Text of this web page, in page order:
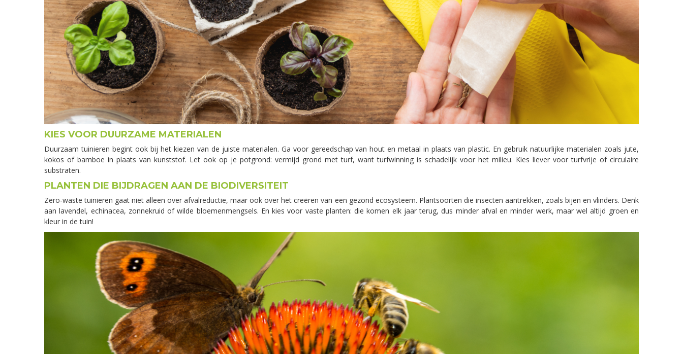
KIES VOOR DUURZAME MATERIALEN
Duurzaam tuinieren begint ook bij het kiezen van de juiste materialen. Ga voor gereedschap van hout en metaal in plaats van plastic. En gebruik natuurlijke materialen zoals jute,
kokos of bamboe in plaats van kunststof. Let ook op je potgrond: vermijd grond met turf, want turfwinning is schadelijk voor het milieu. Kies liever voor turfvrije of circulaire
substraten.
PLANTEN DIE BIJDRAGEN AAN DE BIODIVERSITEIT
Zero-waste tuinieren gaat niet alleen over afvalreductie, maar ook over het creëren van een gezond ecosysteem. Plantsoorten die insecten aantrekken, zoals bijen en vlinders. Denk
aan lavendel, echinacea, zonnekruid of wilde bloemenmengsels. En kies voor vaste planten: die komen elk jaar terug, dus minder afval en minder werk, maar wel altijd groen en
kleur in de tuin!